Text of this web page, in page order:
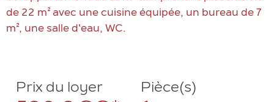
de 22 m² avec une cuisine équipée, un bureau de 7
m², une salle d'eau, WC.
Prix du loyer Pièce(s)